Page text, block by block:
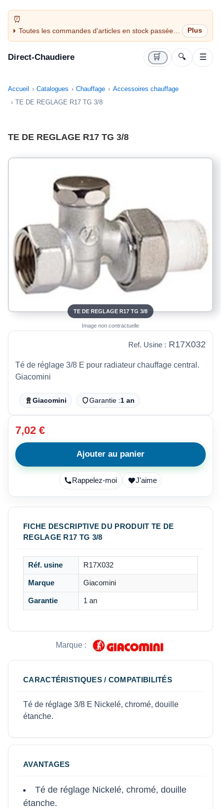
Toutes les commandes d'articles en stock passées
avant 14H sont expédiées le jour même (jours
Direct-Chaudiere 🛒 🔍 ☰
Accueil Catalogues Chauffage
Accessoires chauffage
TE DE REGLAGE R17 TG 3/8
TE DE REGLAGE R17 TG 3/8
TE DE REGLAGE R17 TG 3/8
Image non contractuelle
Ref. Usine : R17X032
Té de réglage 3/8 E pour radiateur chauffage central.
Giacomini
Giacomini Garantie :1 an
7,02 €
Ajouter au panier
Rappelez-moi J'aime
FICHE DESCRIPTIVE DU PRODUIT TE DE
REGLAGE R17 TG 3/8
Réf. usine R17X032
Marque Giacomini
Garantie 1 an
Marque :
CARACTÉRISTIQUES / COMPATIBILITÉS
Té de réglage 3/8 E Nickelé, chromé, douille
étanche.
AVANTAGES
Té de réglage Nickelé, chromé, douille
étanche.